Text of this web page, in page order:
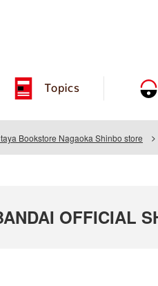
Topics
Bookstore Nagaoka Shinbo store
OFFICIAL